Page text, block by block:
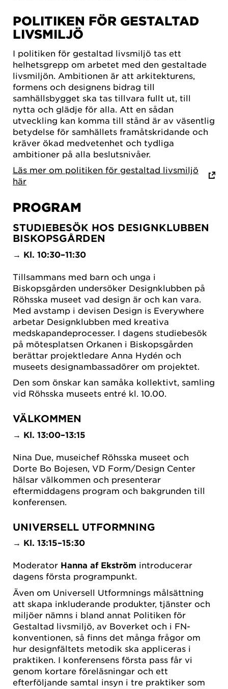
POLITIKEN FÖR GESTALTAD
LIVSMILJÖ
I politiken för gestaltad livsmiljö tas ett
helhetsgrepp om arbetet med den gestaltade
livsmiljön. Ambitionen är att arkitekturens,
formens och designens bidrag till
samhällsbygget ska tas tillvara fullt ut, till
nytta och glädje för alla. Att en sådan
utveckling kan komma till stånd är av väsentlig
betydelse för samhällets framåtskridande och
kräver ökad medvetenhet och tydliga
ambitioner på alla beslutsnivåer.
Läs mer om politiken för gestaltad livsmiljö
här
PROGRAM
STUDIEBESÖK HOS DESIGNKLUBBEN
BISKOPSGÅRDEN
→ Kl. 10:30–11:30
Tillsammans med barn och unga i
Biskopsgården undersöker Designklubben på
Röhsska museet vad design är och kan vara.
Med avstamp i devisen Design is Everywhere
arbetar Designklubben med kreativa
medskapandeprocesser. I dagens studiebesök
på mötesplatsen Orkanen i Biskopsgården
berättar projektledare Anna Hydén och
museets designambassadörer om projektet.
Den som önskar kan samåka kollektivt, samling
vid Röhsska museets entré kl. 10.00.
VÄLKOMMEN
→ Kl. 13:00–13:15
Nina Due, museichef Röhsska museet och
Dorte Bo Bojesen, VD Form/Design Center
hälsar välkommen och presenterar
eftermiddagens program och bakgrunden till
konferensen.
UNIVERSELL UTFORMNING
→ Kl. 13:15–15:30
Moderator Hanna af Ekström introducerar
dagens första programpunkt.
Även om Universell Utformnings målsättning
att skapa inkluderande produkter, tjänster och
miljöer nämns i bland annat Politiken för
Gestaltad livsmiljö, av Boverket och i FN-
konventionen, så finns det många frågor om
hur designfältets metodik ska appliceras i
praktiken. I konferensens första pass får vi
genom kortare föreläsningar och ett
efterföljande samtal insyn i tre praktiker som